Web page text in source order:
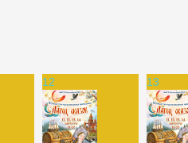
12 13